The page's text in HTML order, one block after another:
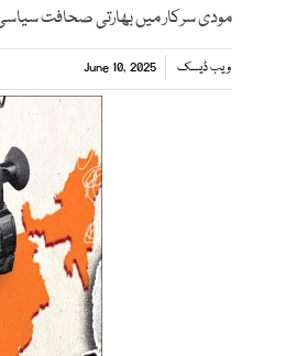
مودی سرکار میں بھارتی صحافت سیاسی
ویب ڈیسک June 10, 2025